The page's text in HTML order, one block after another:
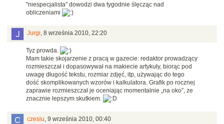
"niespecjalista" dowodzi dwa tygodnie ślęcząc nad
obliczeniami
Jurgi, 8 września 2010, 22:20
Tyz prowda.
Mam takie skojarzenie z pracą w gazecie: redaktor prowadzący
rozmieszczał i dopasowywał na makiecie artykuły, biorąc pod
uwagę długość tekstu, rozmiar zdjęć, itp, używając do tego
dość skomplikowanych wzorów i kalkulatora. Grafik po rocznej
zaprawie rozmieszczał je oceniając momentalnie „na oko”, ze
znacznie lepszym skutkiem.
czesiu, 9 września 2010, 00:40